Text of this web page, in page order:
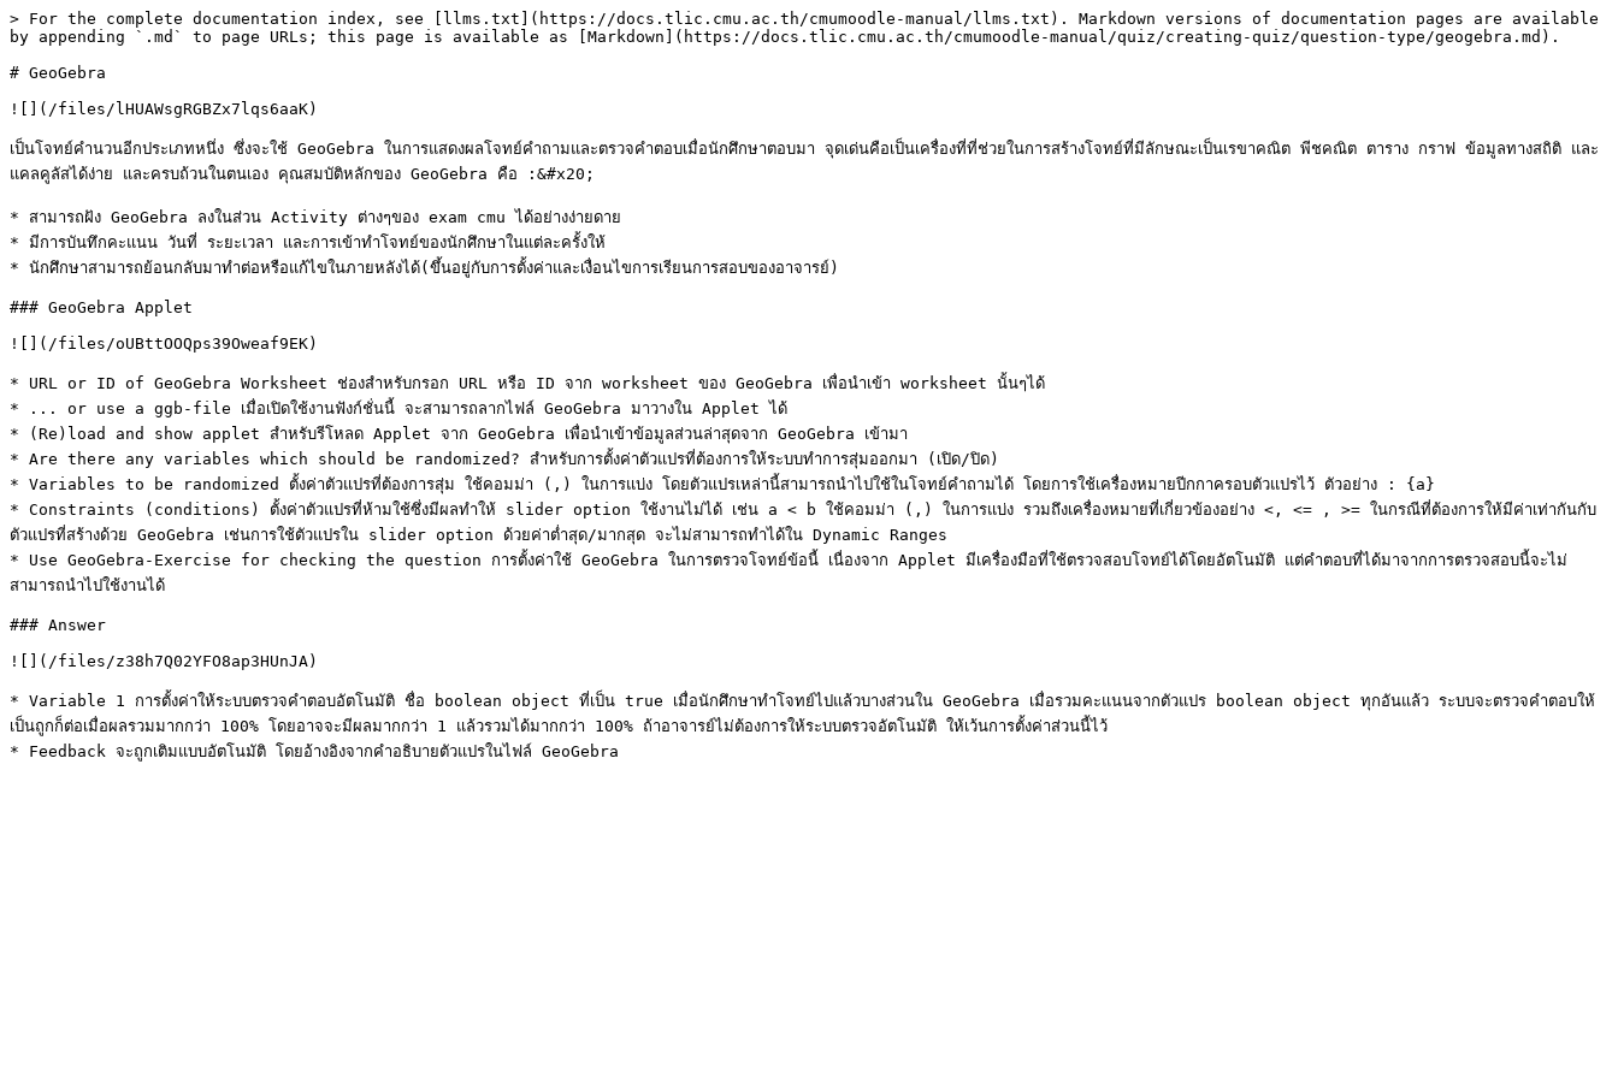
> For the complete documentation index, see [llms.txt](https://docs.tlic.cmu.ac.th/cmumoodle-manual/llms.txt). Markdown versions of documentation pages are available
by appending `.md` to page URLs; this page is available as [Markdown](https://docs.tlic.cmu.ac.th/cmumoodle-manual/quiz/creating-quiz/question-type/geogebra.md).
# GeoGebra
![](/files/lHUAWsgRGBZx7lqs6aaK)
เป็นโจทย์คำนวนอีกประเภทหนึ่ง ซึ่งจะใช้ GeoGebra ในการแสดงผลโจทย์คำถามและตรวจคำตอบเมื่อนักศึกษาตอบมา จุดเด่นคือเป็นเครื่องที่ที่ช่วยในการสร้างโจทย์ที่มีลักษณะเป็นเรขาคณิต พีชคณิต ตาราง กราฟ ข้อมูลทางสถิติ และ
แคลคูลัสได้ง่าย และครบถ้วนในตนเอง คุณสมบัติหลักของ GeoGebra คือ :&#x20;
* สามารถฝัง GeoGebra ลงในส่วน Activity ต่างๆของ exam cmu ได้อย่างง่ายดาย
* มีการบันทึกคะแนน วันที่ ระยะเวลา และการเข้าทำโจทย์ของนักศึกษาในแต่ละครั้งให้
* นักศึกษาสามารถย้อนกลับมาทำต่อหรือแก้ไขในภายหลังได้(ขึ้นอยู่กับการตั้งค่าและเงื่อนไขการเรียนการสอบของอาจารย์)
### GeoGebra Applet
![](/files/oUBttOOQps39Oweaf9EK)
* URL or ID of GeoGebra Worksheet ช่องสำหรับกรอก URL หรือ ID จาก worksheet ของ GeoGebra เพื่อนำเข้า worksheet นั้นๆได้
* ... or use a ggb-file เมื่อเปิดใช้งานฟังก์ชั่นนี้ จะสามารถลากไฟล์ GeoGebra มาวางใน Applet ได้
* (Re)load and show applet สำหรับรีโหลด Applet จาก GeoGebra เพื่อนำเข้าข้อมูลส่วนล่าสุดจาก GeoGebra เข้ามา
* Are there any variables which should be randomized? สำหรับการตั้งค่าตัวแปรที่ต้องการให้ระบบทำการสุ่มออกมา (เปิด/ปิด)
* Variables to be randomized ตั้งค่าตัวแปรที่ต้องการสุ่ม ใช้คอมม่า (,) ในการแบ่ง โดยตัวแปรเหล่านี้สามารถนำไปใช้ในโจทย์คำถามได้ โดยการใช้เครื่องหมายปีกกาครอบตัวแปรไว้ ตัวอย่าง : {a}
* Constraints (conditions) ตั้งค่าตัวแปรที่ห้ามใช้ซึ่งมีผลทำให้ slider option ใช้งานไม่ได้ เช่น a < b ใช้คอมม่า (,) ในการแบ่ง รวมถึงเครื่องหมายที่เกี่ยวข้องอย่าง <, <= , >= ในกรณีที่ต้องการให้มีค่าเท่ากันกับ
ตัวแปรที่สร้างด้วย GeoGebra เช่นการใช้ตัวแปรใน slider option ด้วยค่าต่ำสุด/มากสุด จะไม่สามารถทำได้ใน Dynamic Ranges
* Use GeoGebra-Exercise for checking the question การตั้งค่าใช้ GeoGebra ในการตรวจโจทย์ข้อนี้ เนื่องจาก Applet มีเครื่องมือที่ใช้ตรวจสอบโจทย์ได้โดยอัตโนมัติ แต่คำตอบที่ได้มาจากการตรวจสอบนี้จะไม่
สามารถนำไปใช้งานได้
### Answer
![](/files/z38h7Q02YFO8ap3HUnJA)
* Variable 1 การตั้งค่าให้ระบบตรวจคำตอบอัตโนมัติ ชื่อ boolean object ที่เป็น true เมื่อนักศึกษาทำโจทย์ไปแล้วบางส่วนใน GeoGebra เมื่อรวมคะแนนจากตัวแปร boolean object ทุกอันแล้ว ระบบจะตรวจคำตอบให้
เป็นถูกก็ต่อเมื่อผลรวมมากกว่า 100% โดยอาจจะมีผลมากกว่า 1 แล้วรวมได้มากกว่า 100% ถ้าอาจารย์ไม่ต้องการให้ระบบตรวจอัตโนมัติ ให้เว้นการตั้งค่าส่วนนี้ไว้